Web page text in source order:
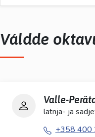
Váldde
Valle-
latnja- ja
+358 400